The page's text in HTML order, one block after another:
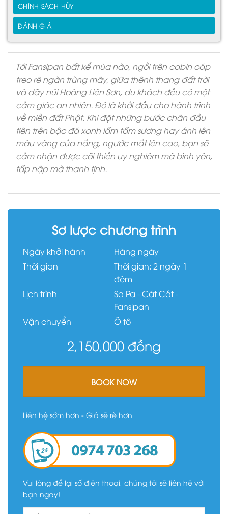
CHÍNH SÁCH HỦY
ĐÁNH GIÁ
Tới Fansipan bất kể mùa nào, ngồi trên cabin cáp
treo rẽ ngàn trùng mây, giữa thênh thang đất trời
và dãy núi Hoàng Liên Sơn, du khách đều có một
cảm giác an nhiên. Đó là khởi đầu cho hành trình
về miền đất Phật. Khi đặt những bước chân đầu
tiên trên bậc đá xanh lấm tấm sương hay ánh lên
màu vàng của nắng, ngước mắt lên cao, bạn sẽ
cảm nhận được cõi thiền uy nghiêm mà bình yên,
tấp nập mà thanh tịnh.
Sơ lược chương trình
Ngày khởi hành
Hàng ngày
Thời gian
Thời gian: 2 ngày 1
đêm
Lịch trình
Sa Pa - Cát Cát -
Fansipan
Vận chuyển
Ô tô
2,150,000 đồng
BOOK NOW
Liên hệ sớm hơn - Giá sẽ rẻ hơn
Vui lòng để lại số điện thoại, chúng tôi sẽ liên hệ với
bạn ngay!